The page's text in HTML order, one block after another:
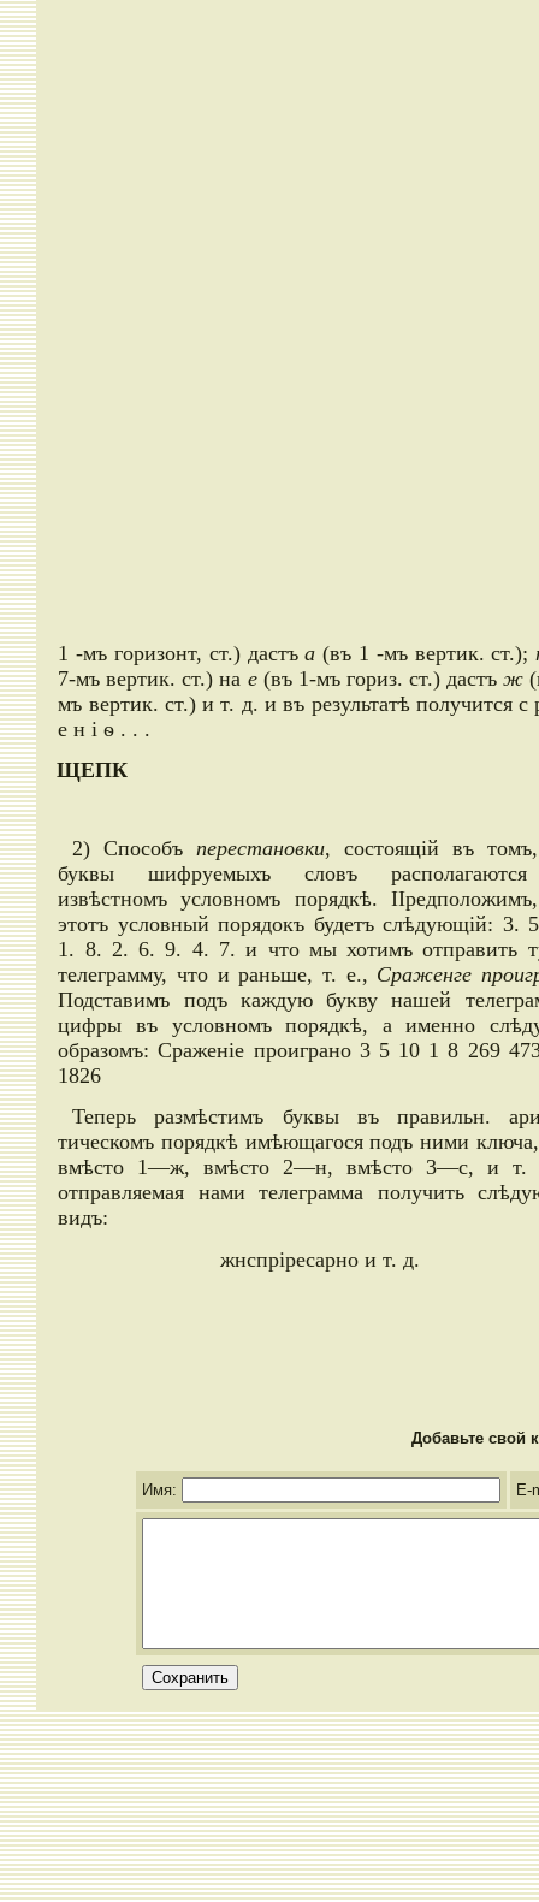
1 -мъ горизонт, ст.) дастъа (въ 1 -мъ вертик. ст.);
7-мъ вертик. ст.) на е(въ 1-мъ гориз. ст.) дастъ ж
мъ вертик. ст.) и т. д. и въ результатѣ получится с
е н і ѳ . . .
ЩЕПК
2) Способъ перестановки, состоящій въ
буквы шифруемыхъ словъ
извѣстномъ условномъ порядкѣ.
этотъ условный порядокъ будетъ слѣдующій: 3.
1. 8. 2. 6. 9. 4. 7. и что мы хотимъ отправить
телеграмму, что и раньше, т. е., Сраженге
Подставимъ подъ каждую букву нашей
цифры въ условномъ порядкѣ, а именно
образомъ: Сраженіе проиграно 3 5 10 1 8 269
1826
Теперь размѣстимъ буквы въ правильн.
тическомъ порядкѣ имѣющагося подъ ними
вмѣсто 1—ж, вмѣсто 2—н, вмѣсто 3—с, и т.
отправляемая нами телеграмма получить
видъ:
жнспріресарно и т. д.
Добавьте свой
Имя: E-